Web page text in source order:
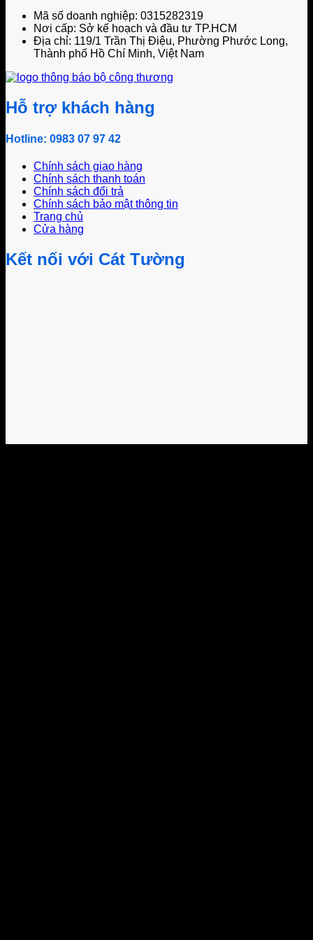
Mã số doanh nghiệp: 0315282319
Nơi cấp: Sở kế hoạch và đầu tư TP.HCM
Địa chỉ: 119/1 Trần Thị Điệu, Phường Phước Long,
Thành phố Hồ Chí Minh, Việt Nam
Hỗ trợ khách hàng
Hotline: 0983 07 97 42
Chính sách giao hàng
Chính sách thanh toán
Chính sách đổi trả
Chính sách bảo mật thông tin
Trang chủ
Cửa hàng
Kết nối với Cát Tường